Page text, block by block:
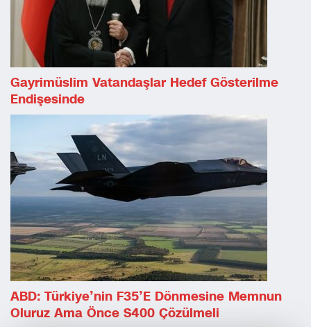
Gayrimüslim Vatandaşlar Hedef Gösterilme
Endişesinde
ABD: Türkiye’nin F35’e Dönmesine Memnun
Oluruz Ama Önce S400 Çözülmeli